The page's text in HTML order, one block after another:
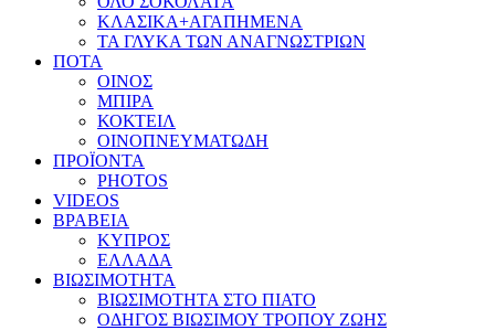
ΚΛΑΣΙΚΑ+ΑΓΑΠΗΜΕΝΑ
ΤΑ ΓΛΥΚΑ ΤΩΝ ΑΝΑΓΝΩΣΤΡΙΩΝ
ΠΟΤΑ
ΟΙΝΟΣ
ΜΠΙΡΑ
ΚΟΚΤΕΙΛ
ΟΙΝΟΠΝΕΥΜΑΤΩΔΗ
ΠΡΟΪΟΝΤΑ
PHOTOS
VIDEOS
ΒΡΑΒΕΙΑ
ΚΥΠΡΟΣ
ΕΛΛΑΔΑ
ΒΙΩΣΙΜΟΤΗΤΑ
ΒΙΩΣΙΜΟΤΗΤΑ ΣΤΟ ΠΙΑΤΟ
ΟΔΗΓΟΣ ΒΙΩΣΙΜΟΥ ΤΡΟΠΟΥ ΖΩΗΣ